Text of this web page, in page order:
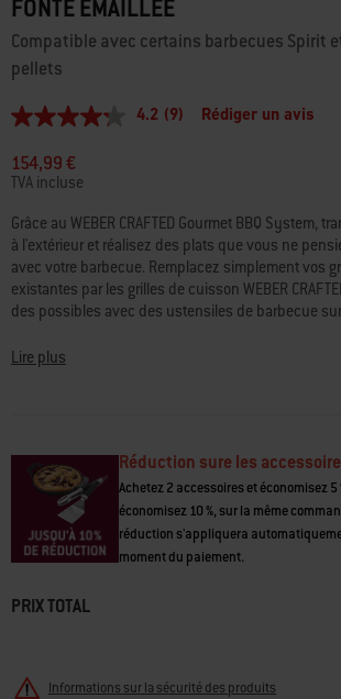
FONTE ÉMAILLÉE
Compatible avec certains barbecues Spirit
pellets
4.2
sur
5,
valeur
de
la
note
moyenne.
Read
9
Reviews.
sur
la
4.2 (9) Rédiger un avis
154,99 €
TVA incluse
Grâce au WEBER CRAFTED Gourmet BBQ System,
à l'extérieur et réalisez des plats que vous ne
avec votre barbecue. Remplacez simplement vos
existantes par les grilles de cuisson WEBER
des possibles avec des ustensiles de barbecue
WEBER CRAFTED.
• Lot de 2
Lire plus
Réduction sure les
Achetez 2 accessoires et économisez 5
économisez 10 %, sur la même
réduction s'appliquera
moment du paiement.
PRIX TOTAL
Informations sur la sécurité des produits